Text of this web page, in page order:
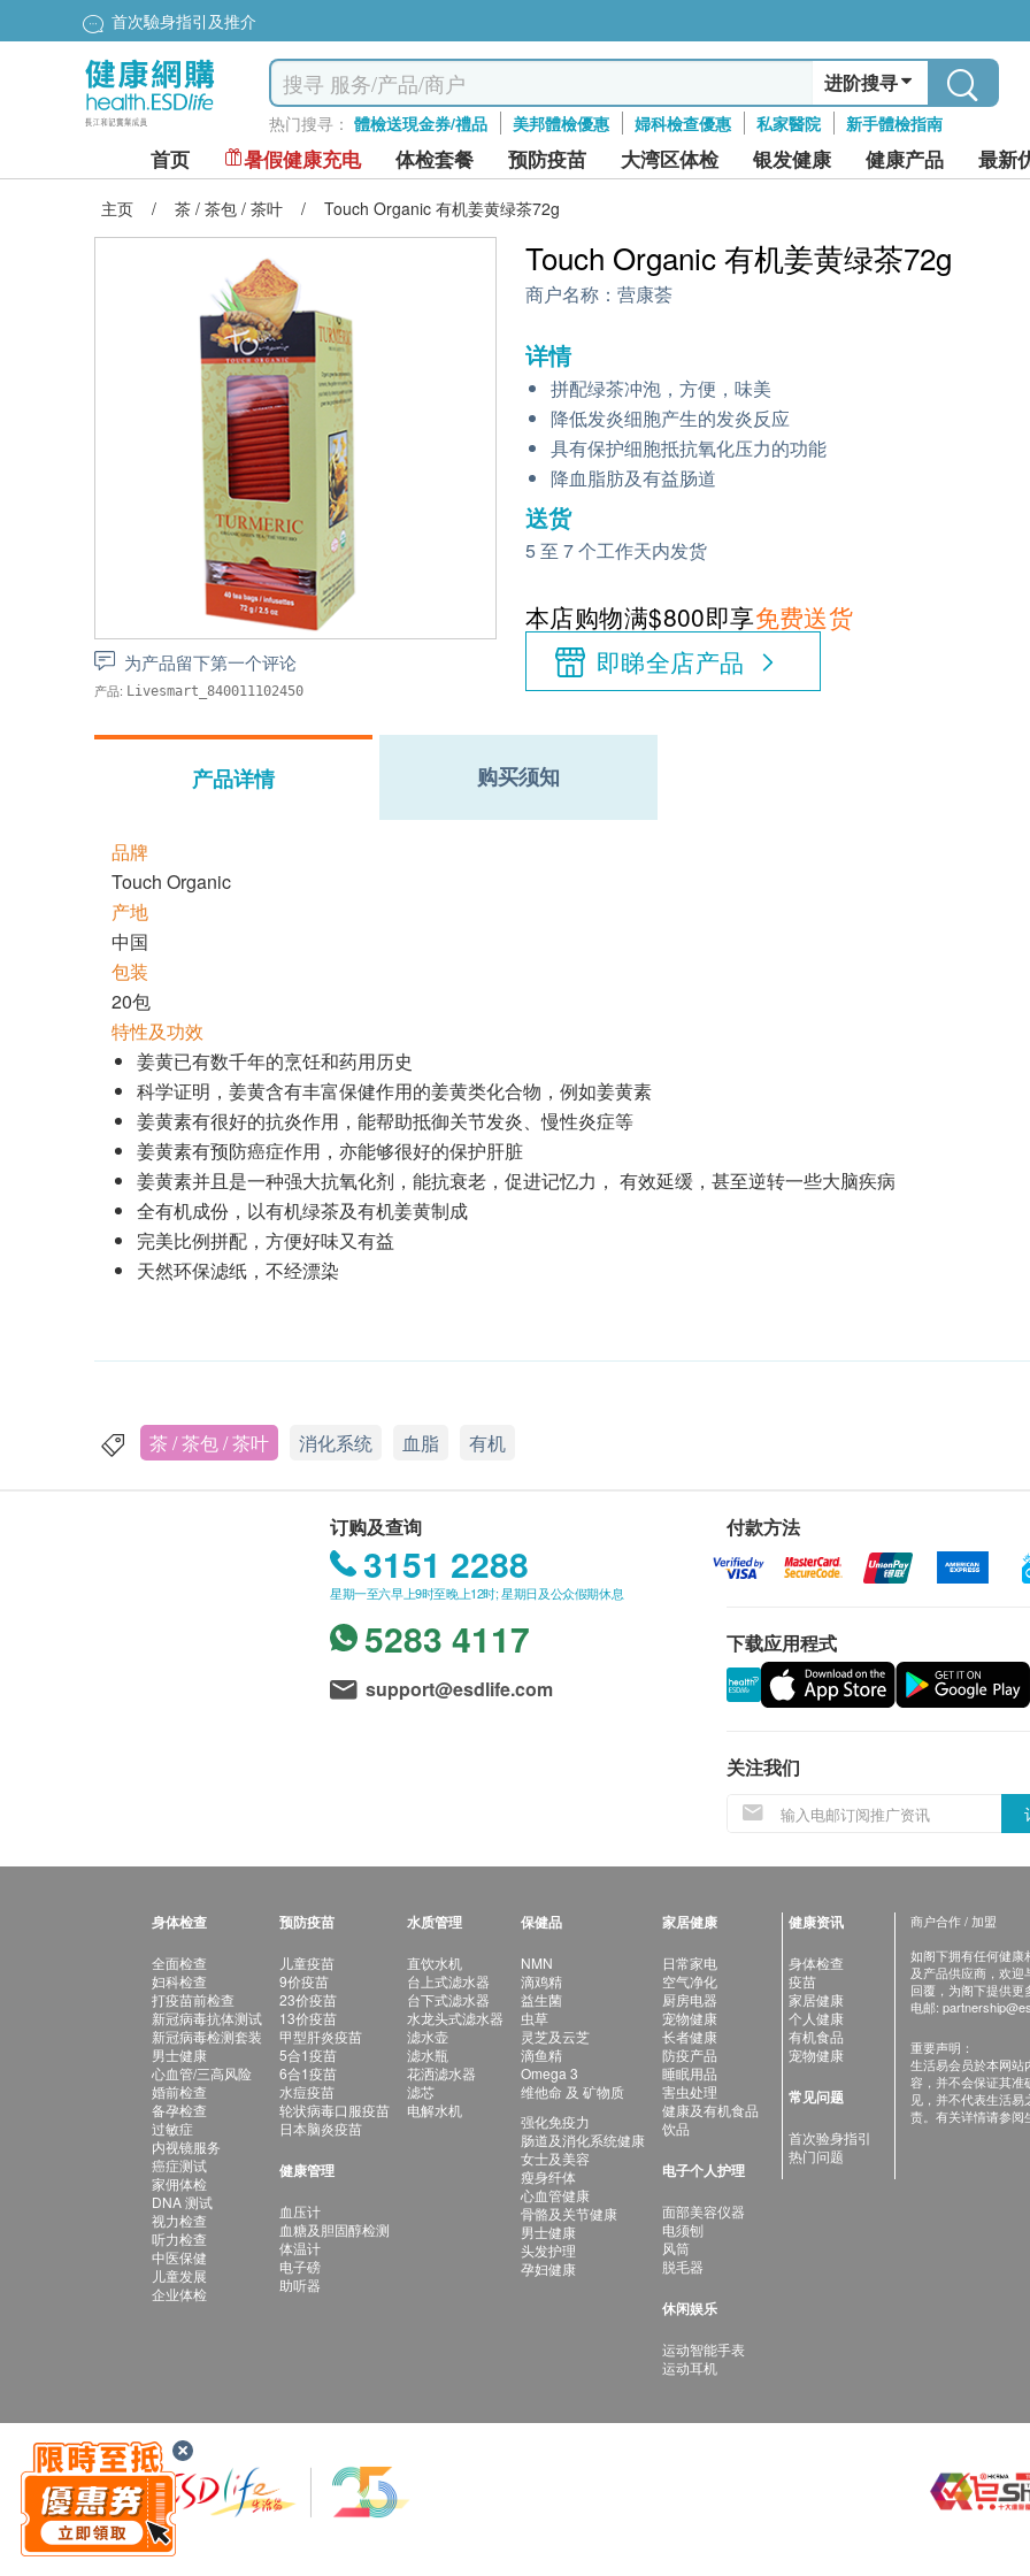
首次驗身指引及推介
进阶搜寻
热门搜寻： 體檢送現金券/禮品 美邦體檢優惠 婦科檢查優惠 私家醫院 新手體檢指南
首页 暑假健康充电 体检套餐 预防疫苗 大湾区体检 银发健康 健康产品 最新
主页 / 茶 / 茶包 / 茶叶 / Touch Organic 有机姜黄绿茶72g
为产品留下第一个评论
产品: Livesmart_840011102450
Touch Organic 有机姜黄绿茶72g
商户名称： 营康荟
详情
拼配绿茶冲泡，方便，味美
降低发炎细胞产生的发炎反应
具有保护细胞抵抗氧化压力的功能
降血脂肪及有益肠道
送货
5 至 7 个工作天内发货
本店购物满$800即享免费送货
即睇全店产品
产品详情 购买须知
品牌
Touch Organic
产地
中国
包装
20包
特性及功效
姜黄已有数千年的烹饪和药用历史
科学证明，姜黄含有丰富保健作用的姜黄类化合物，例如姜黄素
姜黄素有很好的抗炎作用，能帮助抵御关节发炎、慢性炎症等
姜黄素有预防癌症作用，亦能够很好的保护肝脏
姜黄素并且是一种强大抗氧化剂，能抗衰老，促进记忆力， 有效延缓，甚至逆转一些大脑疾病
全有机成份，以有机绿茶及有机姜黄制成
完美比例拼配，方便好味又有益
天然环保滤纸，不经漂染
茶 / 茶包 / 茶叶 消化系统 血脂 有机
订购及查询
3151 2288
星期一至六早上9时至晚上12时; 星期日及公众假期休息
5283 4117
support@esdlife.com
付款方法
下载应用程式
关注我们
身体检查
全面检查
妇科检查
打疫苗前检查
新冠病毒抗体测试
新冠病毒检测套装
男士健康
心血管/三高风险
婚前检查
备孕检查
过敏症
内视镜服务
癌症测试
家佣体检
DNA 测试
视力检查
听力检查
中医保健
儿童发展
企业体检
预防疫苗
儿童疫苗
9价疫苗
23价疫苗
13价疫苗
甲型肝炎疫苗
5合1疫苗
6合1疫苗
水痘疫苗
轮状病毒口服疫苗
日本脑炎疫苗
健康管理
血压计
血糖及胆固醇检测
体温计
电子磅
助听器
水质管理
直饮水机
台上式滤水器
台下式滤水器
水龙头式滤水器
滤水壶
滤水瓶
花洒滤水器
滤芯
电解水机
保健品
NMN
滴鸡精
益生菌
虫草
灵芝及云芝
滴鱼精
Omega 3
维他命 及 矿物质
强化免疫力
肠道及消化系统健康
女士及美容
瘦身纤体
心血管健康
骨骼及关节健康
男士健康
头发护理
孕妇健康
家居健康
日常家电
空气净化
厨房电器
宠物健康
长者健康
防疫产品
睡眠用品
害虫处理
健康及有机食品
饮品
电子个人护理
面部美容仪器
电须刨
风筒
脱毛器
休闲娱乐
运动智能手表
运动耳机
健康资讯
身体检查
疫苗
家居健康
个人健康
有机食品
宠物健康
常见问题
首次验身指引
热门问题
商户合作 / 加盟
如阁下拥有任何健康
及产品供应商，欢迎
回覆，为阁下提供更
电邮:
重要声明：
生活易会员於本网站
容，并不会保证其准
见，并不代表生活
责。有关详情请参阅